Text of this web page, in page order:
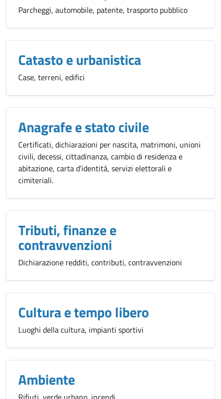
Parcheggi, automobile, patente, trasporto pubblico
Catasto e urbanistica
Case, terreni, edifici
Anagrafe e stato civile
Certificati, dichiarazioni per nascita, matrimoni, unioni
civili, decessi, cittadinanza, cambio di residenza e
abitazione, carta d’identità, servizi elettorali e
cimiteriali.
Tributi, finanze e
contravvenzioni
Dichiarazione redditi, contributi, contravvenzioni
Cultura e tempo libero
Luoghi della cultura, impianti sportivi
Ambiente